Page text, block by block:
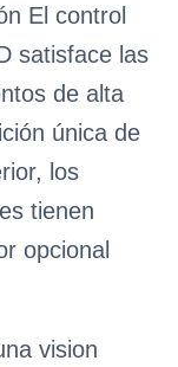
El control
satisface las
de alta
única de
los
tienen
opcional
vision